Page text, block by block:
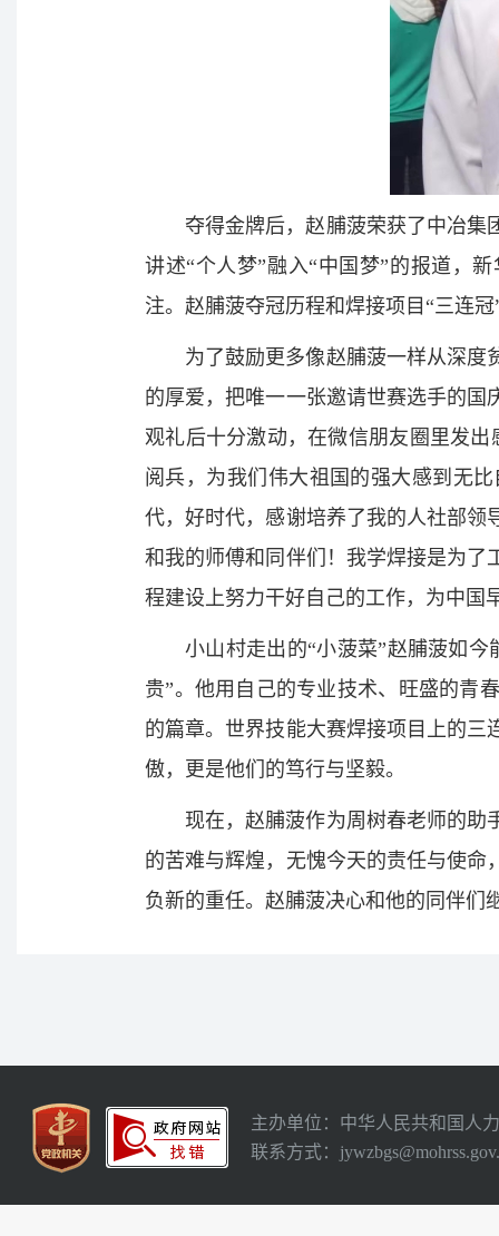
夺得金牌后，赵脯菠荣获了中冶集
讲述“个人梦”融入“中国梦”的报道，
注。赵脯菠夺冠历程和焊接项目“三连
为了鼓励更多像赵脯菠一样从深度
的厚爱，把唯一一张邀请世赛选手的
观礼后十分激动，在微信朋友圈里发
阅兵，为我们伟大祖国的强大感到无
代，好时代，感谢培养了我的人社部领
和我的师傅和同伴们！我学焊接是为了
程建设上努力干好自己的工作，为中国
小山村走出的“小菠菜”赵脯菠如
贵”。他用自己的专业技术、旺盛的青
的篇章。世界技能大赛焊接项目上的
傲，更是他们的笃行与坚毅。
现在，赵脯菠作为周树春老师的助
的苦难与辉煌，无愧今天的责任与使
负新的重任。赵脯菠决心和他的同伴们
主办单位：中华人民共和国人
联系方式：